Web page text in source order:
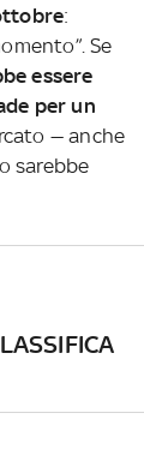
:
Se
essere
per un
— anche
sarebbe